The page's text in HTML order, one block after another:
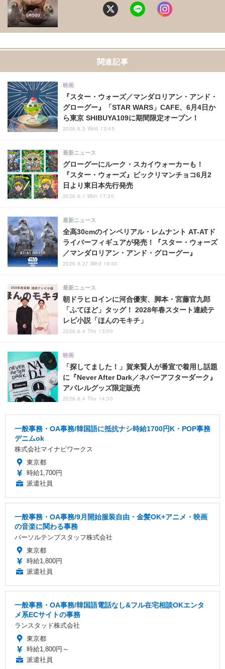
関連記事
『スター・ウォーズ／マンダロリアン・アンド・
グローグー』「STAR WARS」CAFE、6月4日か
ら東京 SHIBUYA109に期間限定オープン！
映画
2026.6.3 Wed 13:45
グローグーにルーク・スカイウォーカーも！
『スター・ウォーズ』ビックリマンチョコ6月2
日より東日本先行発売
最新ニュース
2026.6.1 Mon 17:30
全高30cmのインペリアル・レムナント AT-ATド
ライバーフィギュアが発売！『スター・ウォーズ
／マンダロリアン・アンド・グローグー』
最新ニュース
2026.5.27 Wed 19:00
朝ドラヒロインに河合優実、脚本・宮藤官九郎
「ふてほど」タッグ！ 2028年春スタート連続テ
レビ小説「ほんのモキチ」
最新ニュース
2026.6.4 Thu 15:00
「探してました！」賀来賢人が番宣で着用し話題
に『Never After Dark／ネバーアフターダーク』
アパレルグッズ限定販売
映画
2026.6.4 Thu 14:30
一般事務・OA事務/韓国語に抵抗ナシ時給1700円K・POP事務
デニムok
株式会社マイナビワークス
東京都
時給1,700円
派遣社員
一般事務・OA事務/9月開始服装自由・金髪OK+アニメ・映画
の音楽に関わる事務
パーソルテンプスタッフ株式会社
東京都
時給1,800円
派遣社員
一般事務・OA事務/韓国語電話なし&フル在宅相談OKエンタ
メ系ECサイトの事務
ランスタッド株式会社
東京都
時給1,800円～
派遣社員